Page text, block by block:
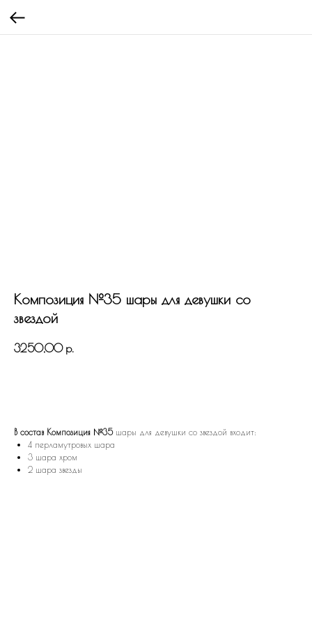
Композиция №35 шары для девушки со
звездой
3250,00 р.
В состав Композиция №35 шары для девушки со звездой входит:
4 перламутровых шара
3 шара хром
2 шара звезды